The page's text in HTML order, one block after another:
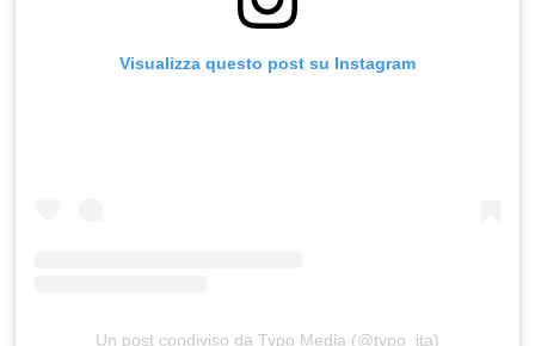
Visualizza questo post su Instagram
Un post condiviso da Typo Media (@typo_ita)